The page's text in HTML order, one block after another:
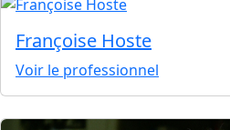
Françoise Hoste
Voir le professionnel